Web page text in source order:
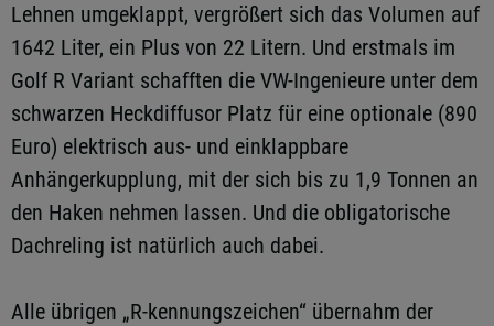
Lehnen umgeklappt, vergrößert sich das Volumen auf
1642 Liter, ein Plus von 22 Litern. Und erstmals im
Golf R Variant schafften die VW-Ingenieure unter dem
schwarzen Heckdiffusor Platz für eine optionale (890
Euro) elektrisch aus- und einklappbare
Anhängerkupplung, mit der sich bis zu 1,9 Tonnen an
den Haken nehmen lassen. Und die obligatorische
Dachreling ist natürlich auch dabei.
Alle übrigen „R-kennungszeichen“ übernahm der